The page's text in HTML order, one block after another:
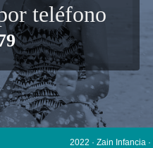
teléfono
2022 · Zain Infancia ·